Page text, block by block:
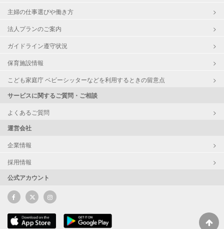
主婦の仕事選びや働き方
法人プランのご案内
ガイドライン遵守状況
保育施設情報
こども家庭庁 ベビーシッターなどを利用するときの留意点
サービスに関するご質問・ご相談
よくあるご質問
運営会社
企業情報
採用情報
公式アカウント